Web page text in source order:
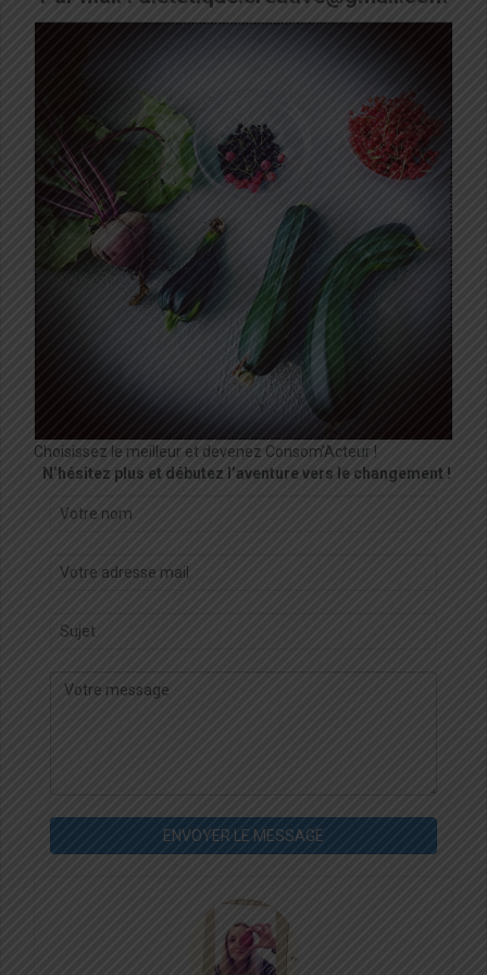
Choisissez le meilleur et devenez Consom’Acteur !
N’hésitez plus et débutez l’aventure vers le changement !
ENVOYER LE MESSAGE